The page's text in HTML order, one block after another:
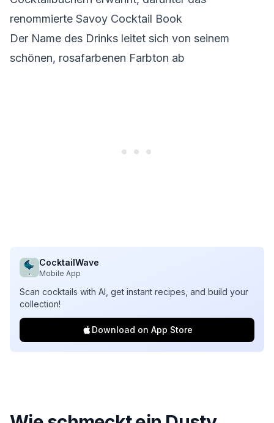
renommierte Savoy Cocktail Book
Der Name des Drinks leitet sich von seinem
schönen, rosafarbenen Farbton ab
CocktailWave
Mobile App
Scan cocktails with AI, get instant recipes, and build your
collection!
Download on App Store